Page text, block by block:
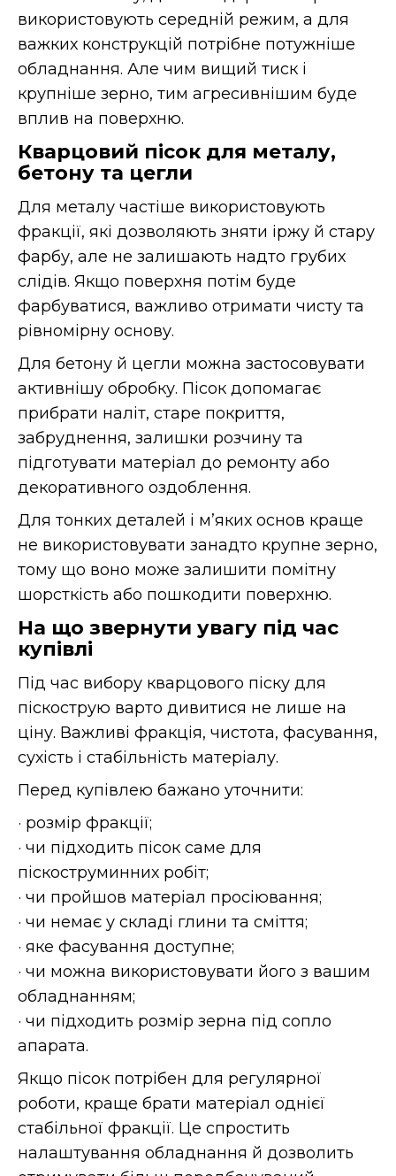
використовують середній режим, а для
важких конструкцій потрібне потужніше
обладнання. Але чим вищий тиск і
крупніше зерно, тим агресивнішим буде
вплив на поверхню.
Кварцовий пісок для металу,
бетону та цегли
Для металу частіше використовують
фракції, які дозволяють зняти іржу й стару
фарбу, але не залишають надто грубих
слідів. Якщо поверхня потім буде
фарбуватися, важливо отримати чисту та
рівномірну основу.
Для бетону й цегли можна застосовувати
активнішу обробку. Пісок допомагає
прибрати наліт, старе покриття,
забруднення, залишки розчину та
підготувати матеріал до ремонту або
декоративного оздоблення.
Для тонких деталей і м’яких основ краще
не використовувати занадто крупне зерно,
тому що воно може залишити помітну
шорсткість або пошкодити поверхню.
На що звернути увагу під час
купівлі
Під час вибору кварцового піску для
піскострую варто дивитися не лише на
ціну. Важливі фракція, чистота, фасування,
сухість і стабільність матеріалу.
Перед купівлею бажано уточнити:
· розмір фракції;
· чи підходить пісок саме для
піскоструминних робіт;
· чи пройшов матеріал просіювання;
· чи немає у складі глини та сміття;
· яке фасування доступне;
· чи можна використовувати його з вашим
обладнанням;
· чи підходить розмір зерна під сопло
апарата.
Якщо пісок потрібен для регулярної
роботи, краще брати матеріал однієї
стабільної фракції. Це спростить
налаштування обладнання й дозволить